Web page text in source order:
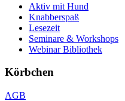
Aktiv mit Hund
Knabberspaß
Lesezeit
Seminare & Workshops
Webinar Bibliothek
Körbchen
AGB